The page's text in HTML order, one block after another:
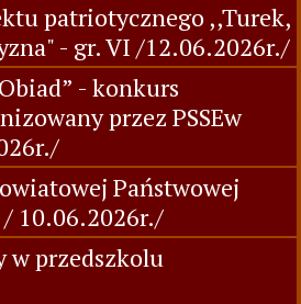
patriotycznego ,,Turek,
- gr. VI /12.06.2026r./
- konkurs
przez PSSEw
Państwowej
/ 10.06.2026r./
w przedszkolu